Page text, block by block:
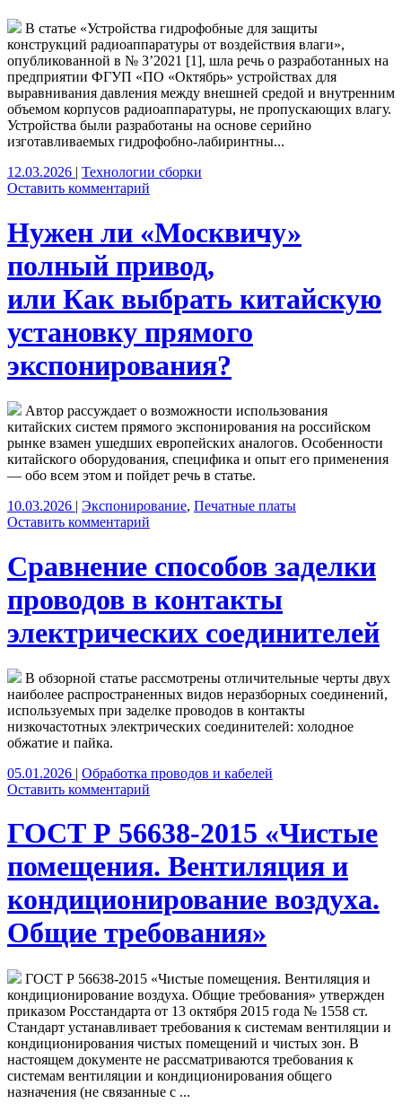
В статье «Устройства гидрофобные для защиты
конструкций радиоаппаратуры от воздействия влаги»,
опубликованной в № 3’2021 [1], шла речь о разработанных на
предприятии ФГУП «ПО «Октябрь» устройствах для
выравнивания давления между внешней средой и внутренним
объемом корпусов радиоаппаратуры, не пропускающих влагу.
Устройства были разработаны на основе серийно
изготавливаемых гидрофобно-лабиринтны...
12.03.2026 | Технологии сборки
Оставить комментарий
Нужен ли «Москвичу»
полный привод,
или Как выбрать китайскую
установку прямого
экспонирования?
Автор рассуждает о возможности использования
китайских систем прямого экспонирования на российском
рынке взамен ушедших европейских аналогов. Особенности
китайского оборудования, специфика и опыт его применения
— обо всем этом и пойдет речь в статье.
10.03.2026 | Экспонирование, Печатные платы
Оставить комментарий
Сравнение способов заделки
проводов в контакты
электрических соединителей
В обзорной статье рассмотрены отличительные черты двух
наиболее распространенных видов неразборных соединений,
используемых при заделке проводов в контакты
низкочастотных электрических соединителей: холодное
обжатие и пайка.
05.01.2026 | Обработка проводов и кабелей
Оставить комментарий
ГОСТ Р 56638-2015 «Чистые
помещения. Вентиляция и
кондиционирование воздуха.
Общие требования»
ГОСТ Р 56638-2015 «Чистые помещения. Вентиляция и
кондиционирование воздуха. Общие требования» утвержден
приказом Росстандарта от 13 октября 2015 года № 1558 ст.
Стандарт устанавливает требования к системам вентиляции и
кондиционирования чистых помещений и чистых зон. В
настоящем документе не рассматриваются требования к
системам вентиляции и кондиционирования общего
назначения (не связанные с ...